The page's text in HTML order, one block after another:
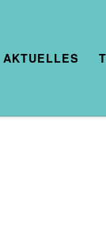
AKTUELLES